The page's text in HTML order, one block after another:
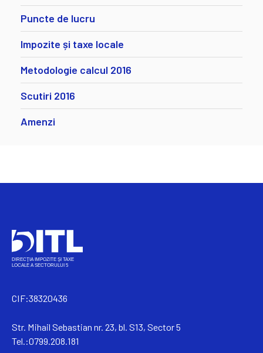
Puncte de lucru
Impozite și taxe locale
Metodologie calcul 2016
Scutiri 2016
Amenzi
CIF:38320436
Str. Mihail Sebastian nr. 23, bl. S13, Sector 5
Tel.:0799.208.181